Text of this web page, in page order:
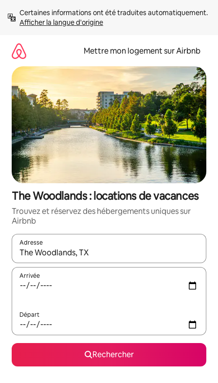
directement
Afficher la langue d'origine
Mettre mon logement sur Airbnb
The Woodlands : locations de vacances
Trouvez et réservez des hébergements uniques sur
Airbnb
Adresse
Lorsque les résultats s'affichent, utilisez les flèches vers le
Arrivée
Départ
Rechercher